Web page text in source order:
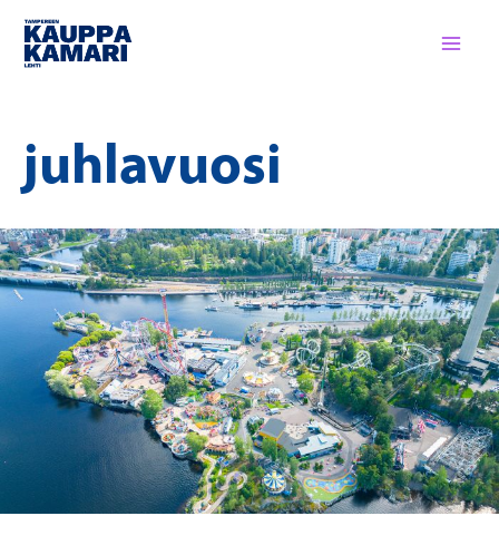
Siirry
sisältöön
juhlavuosi